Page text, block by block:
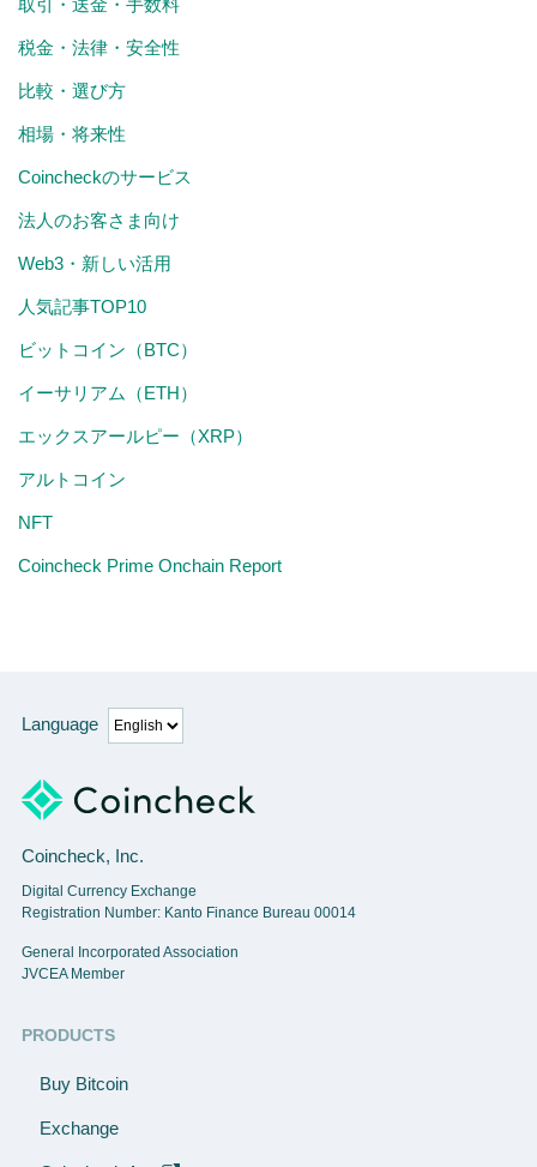
税金・法律・安全性
比較・選び方
相場・将来性
Coincheckのサービス
法人のお客さま向け
Web3・新しい活用
人気記事TOP10
ビットコイン（BTC）
イーサリアム（ETH）
エックスアールピー（XRP）
アルトコイン
NFT
Coincheck Prime Onchain Report
Language
Coincheck, Inc.
Digital Currency Exchange
Registration Number: Kanto Finance Bureau 00014
General Incorporated Association
JVCEA Member
PRODUCTS
Buy Bitcoin
Exchange